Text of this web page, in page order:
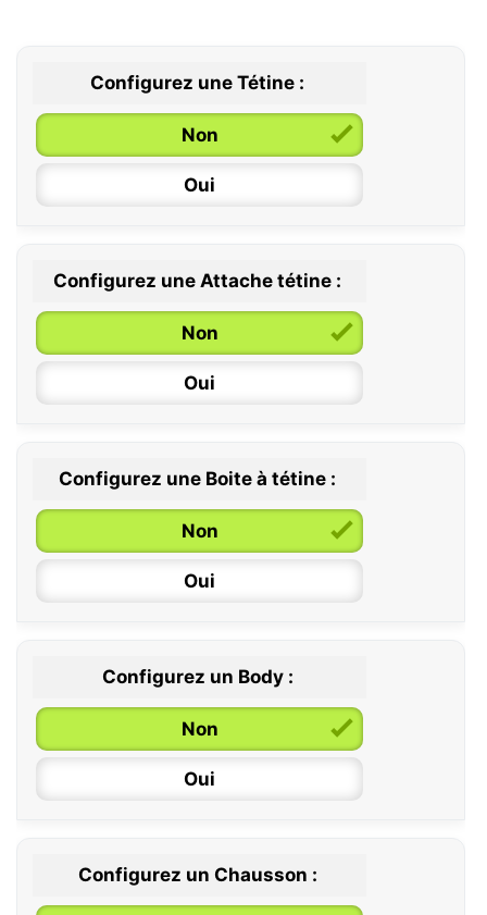
Configurez une Tétine :
Non
Oui
0 / 6 mois
6 / 36 mois
Configurez une Attache tétine :
Non
Oui
Configurez une Boite à tétine :
Non
Oui
Configurez un Body :
Non
Oui
0 / 6 mois
Configurez un Chausson :